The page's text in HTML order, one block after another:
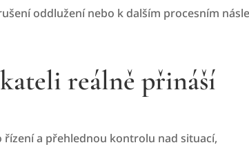
oddlužení nebo k dalším procesním
reálně přináší
a přehlednou kontrolu nad situací,